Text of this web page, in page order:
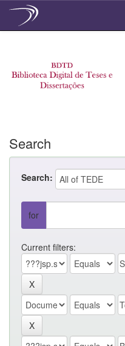
Search
Search:
for
Current filters: